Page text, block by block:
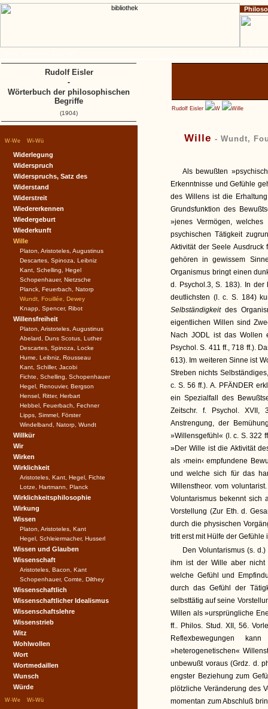
Rudolf Eisler W Wille
Wille - Wundt,
Als bewußten
Erkenntnisse und Gefühle
des Willens ist die
Grundsfunktion des
»jenes Vermögen,
psychischen Tätigkeit
Aktivität der Seele Ausdruck
gehören in gewissem
Organismus bringt einen
d. Psychol.3, S. 183). In
deutlichsten (l. c. S. 184)
Selbständigkeitdes
eigentlichen Willen sind
Nach JODL ist das Wollen
Psychol. S. 411 ff., 718 ff.).
613). Im weiteren Sinne ist
Streben nichts
c. S. 56 ff.). A. PFÄNDER
ein Spezialfall des
Zeitschr. f. Psychol. XVII,
Anstrengung, der
»Willensgefühl« (l. c. S. 322
»Der Wille ist die Aktivität
als ›mein‹ empfundene
und welche sich für das
Willenstheor. vom
Voluntarismus bekennt sich
Vorstellung (Zur Eth. d.
durch die physischen
tritt erst mit Hülfe der Gefühle
Den Voluntarismus (s.
ihm ist der Wille aber nicht
welche Gefühl und
durch das Gefühl der
selbsttätig auf seine
Willen als »ursprüngliche
ff.. Philos. Stud. XII, 56.
Reflexbewegungen
»heterogenetischen«
unbewußt voraus (Grdz. d.
engster Beziehung zum
plötzliche Veränderung des
momentan zum Abschluß
W-We Wi-Wü
Widerlegung
Widerspruch
Widerspruchs, Satz des
Widerstand
Widerstreit
Wiedererkennen
Wiedergeburt
Wiederkunft
Wille
Platon, Aristoteles, Augustinus
Descartes, Spinoza, Leibniz
Kant, Schelling, Hegel
Schopenhauer, Nietzsche
Planck, Feuerbach, Natorp
Wundt, Fouillée, Dewey
Knapp, Spencer, Ribot
Willensfreiheit
Platon, Aristoteles, Augustinus
Abelard, Duns Scotus, Luther
Descartes, Spinoza, Locke
Hume, Leibniz, Rousseau
Kant, Schiller, Jacobi
Fichte, Schelling, Schopenhauer
Hegel, Renouvier, Bergson
Hensel, Ritter, Herbart
Hebbel, Feuerbach, Fechner
Lipps, Simmel, Förster
Windelband, Natorp, Wundt
Willkür
Wir
Wirken
Wirklichkeit
Aristoteles, Kant, Hegel, Fichte
Lotze, Hartmann, Planck
Wirklichkeitsphilosophie
Wirkung
Wissen
Platon, Aristoteles, Kant
Hegel, Schleiermacher, Husserl
Wissen und Glauben
Wissenschaft
Aristoteles, Bacon, Kant
Schopenhauer, Comte, Dilthey
Wissenschaftlich
Wissenschaftlicher Idealismus
Wissenschaftslehre
Wissenstrieb
Witz
Wohlwollen
Wort
Wortmedaillen
Wunsch
Würde
W-We Wi-Wü
Rudolf Eisler
-
Wörterbuch der philosophischen
Begriffe
(1904)